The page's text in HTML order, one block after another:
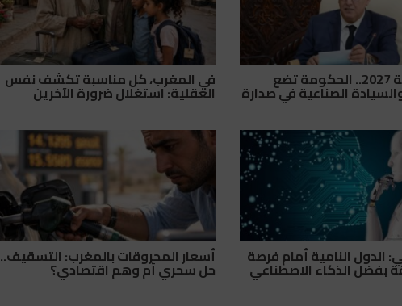
قانون مالية 2027.. الحكومة تضع
الصناعية في صدارة
في المغرب، كل مناسبة تكشف نفس
العقلية: استغلال ضرورة الآخرين
الدول النامية أمام فرصة
بفضل الذكاء الاصطناعي
أسعار المحروقات بالمغرب: التسقيف..
حل سحري أم وهم اقتصادي؟